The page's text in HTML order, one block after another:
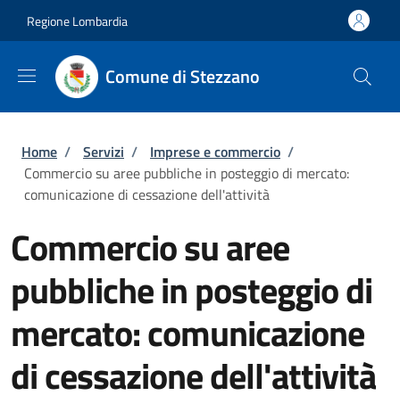
Regione Lombardia
Comune di Stezzano
Briciole di pane
Home / Servizi / Imprese e commercio /
Commercio su aree pubbliche in posteggio di mercato:
comunicazione di cessazione dell'attività
Commercio su aree
pubbliche in posteggio di
mercato: comunicazione
di cessazione dell'attività